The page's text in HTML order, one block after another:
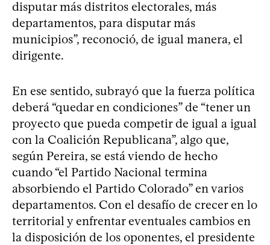
disputar más distritos electorales, más
departamentos, para disputar más
municipios”, reconoció, de igual manera, el
dirigente.
En ese sentido, subrayó que la fuerza política
deberá “quedar en condiciones” de “tener un
proyecto que pueda competir de igual a igual
con la Coalición Republicana”, algo que,
según Pereira, se está viendo de hecho
cuando “el Partido Nacional termina
absorbiendo el Partido Colorado” en varios
departamentos. Con el desafío de crecer en lo
territorial y enfrentar eventuales cambios en
la disposición de los oponentes, el presidente